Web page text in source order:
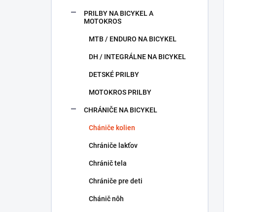
PRILBY NA BICYKEL A
MOTOKROS
MTB / ENDURO NA BICYKEL
DH / INTEGRÁLNE NA BICYKEL
DETSKÉ PRILBY
MOTOKROS PRILBY
CHRÁNIČE NA BICYKEL
Chániče kolien
Chrániče lakťov
Chránič tela
Chrániče pre deti
Chánič nôh